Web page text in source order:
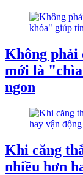
Không phải
mới là
ngon
Khi căng
nhiều hơn